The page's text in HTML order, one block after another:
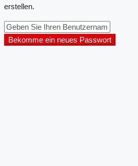
erstellen.
Bekomme ein neues Passwort